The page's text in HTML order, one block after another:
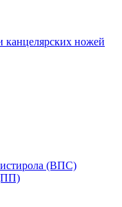
канцелярских ножей
(ВПС)